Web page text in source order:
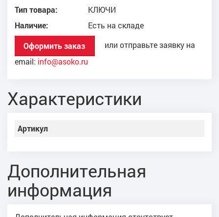
Тип товара:
КЛЮЧИ
Наличие:
Есть на складе
Оформить заказ
или отправьте заявку на
email: info@asoko.ru
Характеристики
Артикул
Дополнительная
информация